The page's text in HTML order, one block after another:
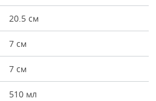
20.5 см
7 см
7 см
510 мл